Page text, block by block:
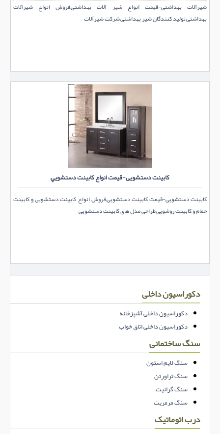
شیرآلات بهداشتی-قیمت انواع شیر آلات بهداشتی,فروش انواع شیرآلات
بهداشتی,تولید کنندگان شیر بهداشتی,شرکت شیرآلات
کابینت دستشویی-قیمت انواع کابینت دستشویي
کابینت دستشویی-قیمت کابینت دستشویی,فروش انواع کابینت دستشویی و کابینت
حمام و کابینت روشویی,طراحی مدل های کابینت دستشویی
دکوراسیون داخلی
دکوراسیون داخلی آشپزخانه
دکوراسیون داخلی اتاق خواب
سنگ ساختمانی
سنگ لایم استون
سنگ تراورتن
سنگ گرانیت
سنگ مرمریت
درب اتوماتیک